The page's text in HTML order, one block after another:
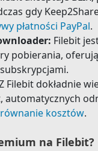
gdy
płatności PayPal.
Filebit
pobierania,
Filebit dokładnie
automatycznych
kosztów.
na Filebit?